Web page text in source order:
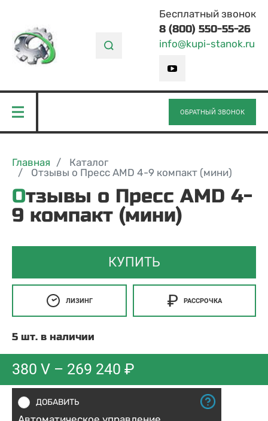
Бесплатный звонок
8 (800) 550-55-26
info@kupi-stanok.ru
ОБРАТНЫЙ ЗВОНОК
Главная
Каталог
Отзывы о Пресс AMD 4-9 компакт (мини)
Отзывы о Пресс AMD 4-
9 компакт (мини)
КУПИТЬ
ЛИЗИНГ РАССРОЧКА
5 шт. в наличии
380 V – 269 240 ₽
ДОБАВИТЬ